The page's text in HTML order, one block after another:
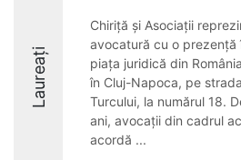
Laureați
Chiriță și Asociații
avocatură cu o prezență
piața juridică din
în Cluj-Napoca, pe
Turcului, la numărul 18.
ani, avocații din cadrul
acordă ...